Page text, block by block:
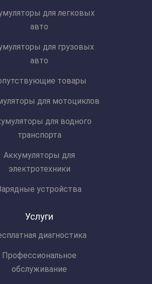
для легковых
авто
для грузовых
авто
товары
для мотоциклов
для водного
транспорта
Аккумуляторы для
электротехники
устройства
Услуги
диагностика
Профессиональное
обслуживание